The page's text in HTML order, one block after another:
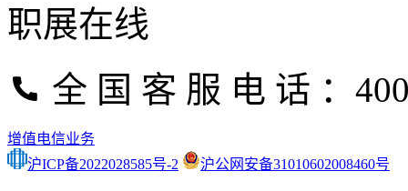
职展在线
全 国 客 服 电 话 ：
增值电信业务
沪ICP备2022028585号-2
沪公网安备31010602008460号